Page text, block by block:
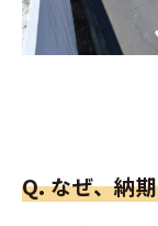
Q. なぜ、納